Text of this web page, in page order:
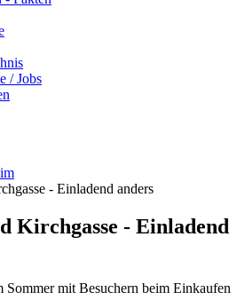
/ Jobs
- Einladend anders
Kirchgasse - Einladend